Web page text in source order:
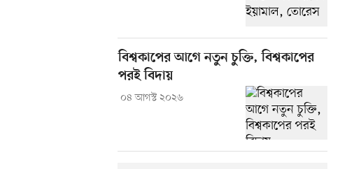
বিশ্বকাপের আগে নতুন চুক্তি, বিশ্বকাপের
পরই বিদায়
০৪ আগস্ট ২০২৬